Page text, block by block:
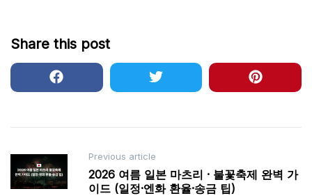
Share this post
Post
navigation
Previous article
2026 여름 일본 마츠리 · 불꽃축제 완벽 가
이드 (일정·엔화 환율·송금 팁)